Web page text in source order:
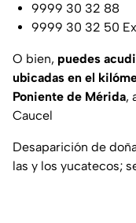
9999 30 32 88
9999 30 32 50
O bien, puedes
ubicadas en el
Poniente de Mérida,
Caucel
Desaparición de
las y los yucatecos;